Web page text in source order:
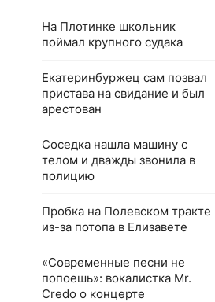
На Плотинке школьник
поймал крупного судака
Екатеринбуржец сам позвал
пристава на свидание и был
арестован
Соседка нашла машину с
телом и дважды звонила в
полицию
Пробка на Полевском тракте
из-за потопа в Елизавете
«Современные песни не
попоешь»: вокалистка Mr.
Credo о концерте